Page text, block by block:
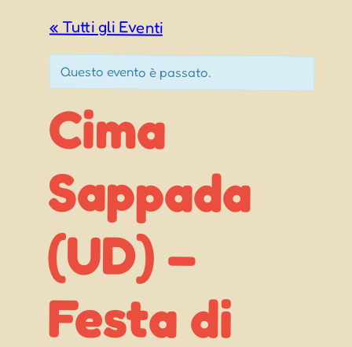
« Tutti gli Eventi
Questo evento è passato.
Cima
Sappada
(UD) –
Festa di